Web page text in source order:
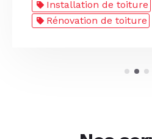
Installation de toiture
Installation de
Installation de toiture
Rénovation de toiture
Installation de toiture
Rénovation de toiture
Installation de toiture
Installation de
Installation de toiture
Rénovation de toiture